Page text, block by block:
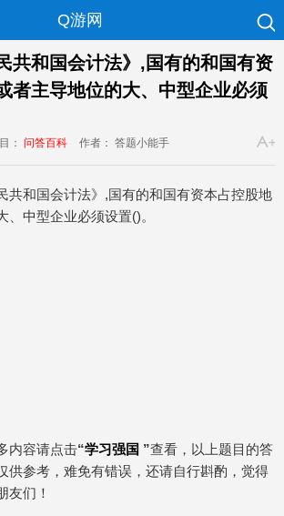
Q游网
共和国会计法》,国有的和国有资
者主导地位的大、中型企业必须
： 问答百科 作者： 答题小能手
共和国会计法》,国有的和国有资本占控股地
、中型企业必须设置()。
内容请点击“学习强国 ”查看，以上题目的答
供参考，难免有错误，还请自行斟酌，觉得
友们！